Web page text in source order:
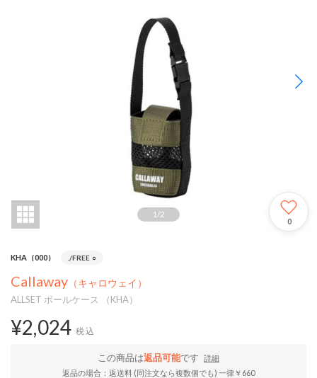
1 /2
0
KHA（000） ./FREE ○
Callaway （キャロウェイ）
ALLSET ボールケース （KHA）
¥2,024 税込
この商品は返品可能です
詳細
返品の場合：返送料 (同注文なら複数個でも) 一律￥660